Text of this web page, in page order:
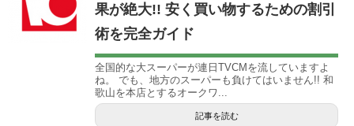
果が絶大!! 安く買い物するための割引
術を完全ガイド
全国的な大スーパーが連日TVCMを流していますよ
ね。 でも、地方のスーパーも負けてはいません!! 和
歌山を本店とするオークワ...
記事を読む